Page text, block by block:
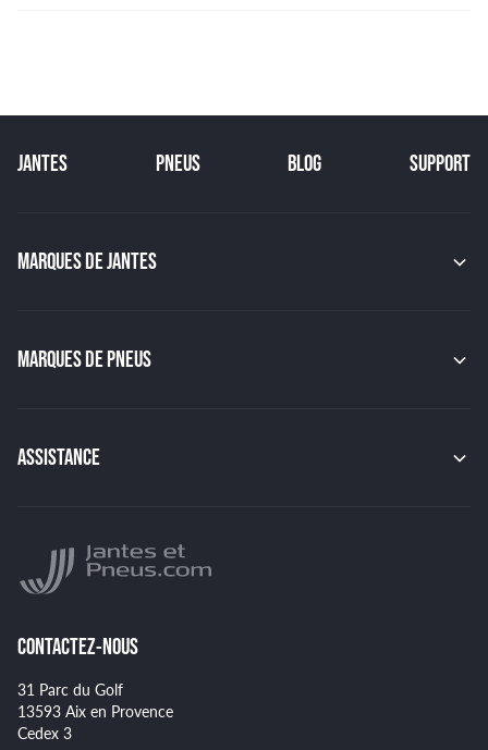
JANTES PNEUS BLOG SUPPORT
MARQUES DE JANTES
GMP
JAPAN RACING
BBS
MARQUES DE PNEUS
PIRELLI
HANKOOK
GOODYEAR
ASSISTANCE
Montage et démontage de vos pneus
Spécificités pour certains pneus
CONTACTEZ-NOUS
31 Parc du Golf
13593 Aix en Provence
Cedex 3